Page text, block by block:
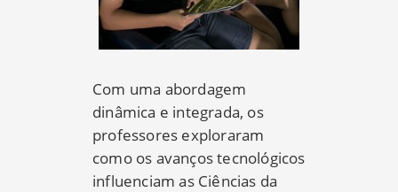
Com uma abordagem
dinâmica e integrada, os
professores exploraram
como os avanços tecnológicos
influenciam as Ciências da